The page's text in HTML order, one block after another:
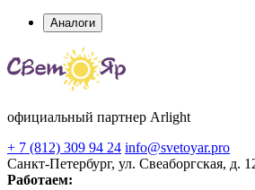
Аналоги
официальный партнер Arlight
+ 7 (812) 309 94 24 info@svetoyar.pro
Санкт-Петербург, ул. Свеаборгская, д.
Работаем: